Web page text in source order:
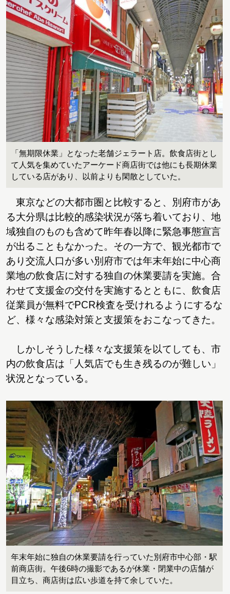
「無期限休業」となった老舗ジェラート店。飲食店街とし
て人気を集めていたアーケード商店街では他にも長期休業
している店があり、以前よりも閑散としていた。
東京などの大都市圏と比較すると、別府市があ
る大分県は比較的感染状況が落ち着いており、地
域独自のものも含めて昨年春以降に緊急事態宣言
が出ることもなかった。その一方で、観光都市で
あり交流人口が多い別府市では年末年始に中心商
業地の飲食店に対する独自の休業要請を実施。合
わせて支援金の交付を実施するとともに、飲食店
従業員が無料でPCR検査を受けれるようにするな
ど、様々な感染対策と支援策をおこなってきた。
しかしそうした様々な支援策を以てしても、市
内の飲食店は「人気店でも生き残るのが難しい」
状況となっている。
年末年始に独自の休業要請を行っていた別府市中心部・駅
前商店街。午後6時の撮影であるが休業・閉業中の店舗が
目立ち、商店街は広い歩道を持て余していた。